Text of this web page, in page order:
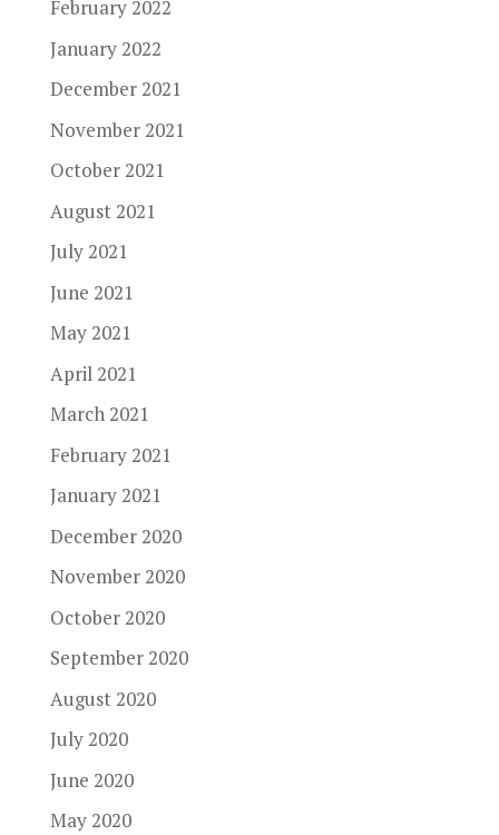
February 2022
January 2022
December 2021
November 2021
October 2021
August 2021
July 2021
June 2021
May 2021
April 2021
March 2021
February 2021
January 2021
December 2020
November 2020
October 2020
September 2020
August 2020
July 2020
June 2020
May 2020